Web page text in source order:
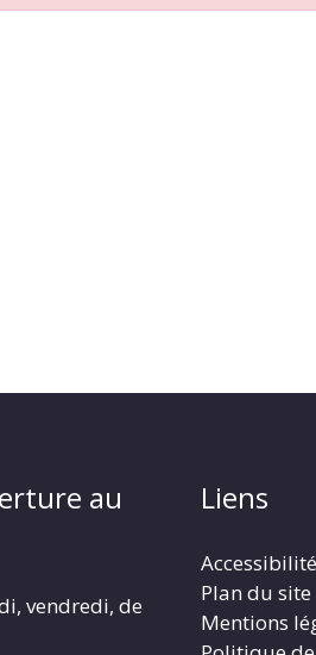
au
vendredi, de
Liens
Plan du site
Mentions